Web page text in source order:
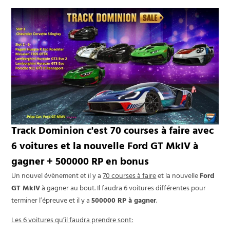
Track Dominion c'est 70 courses à faire avec
6 voitures et la nouvelle Ford GT MkIV à
gagner + 500000 RP en bonus
Un nouvel évènement et il y a70 courses à faireet la nouvelleFord
GT MkIVà gagner au bout. Il faudra 6 voitures différentes pour
terminer l’épreuve et il y a500000 RP à gagner.
Les 6 voitures qu’il faudra prendre sont: